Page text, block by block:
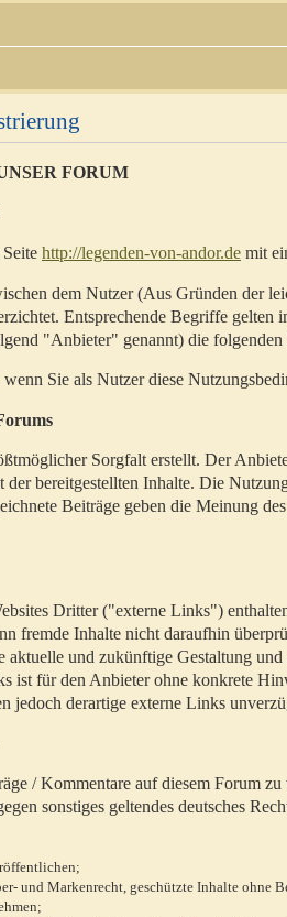
FORUM
http://legenden-von-andor.de mit
dem Nutzer (Aus Gründen der
Entsprechende Begriffe gelten
"Anbieter" genannt) die
Sie als Nutzer diese
Sorgfalt erstellt. Der
bereitgestellten Inhalte. Die
Beiträge geben die Meinung
Dritter ("externe Links")
fremde Inhalte nicht daraufhin
und zukünftige Gestaltung
ist für den Anbieter ohne konkrete
jedoch derartige externe Links
/ Kommentare auf diesem Forum
sonstiges geltendes deutsches
und Markenrecht, geschützte Inhalte ohne